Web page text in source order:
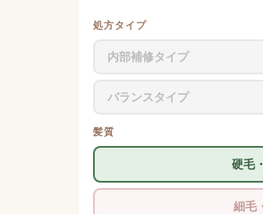
処方タイプ
内部補修タイプ
バランスタイプ
髪質
硬毛
細毛